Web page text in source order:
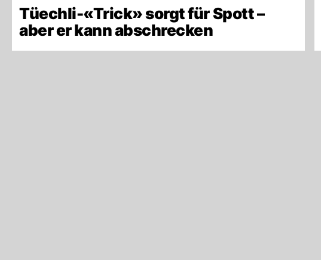
Tüechli-«Trick» sorgt für Spott –
aber er kann abschrecken